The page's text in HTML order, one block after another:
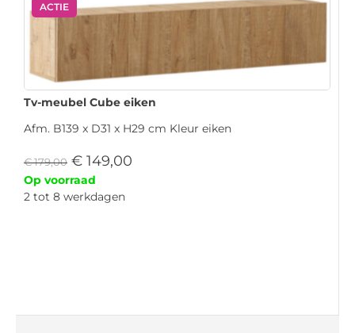
ACTIE
Tv-meubel Cube eiken
Afm. B139 x D31 x H29 cm Kleur eiken
€179,00 € 149,00
Op voorraad
2 tot 8 werkdagen